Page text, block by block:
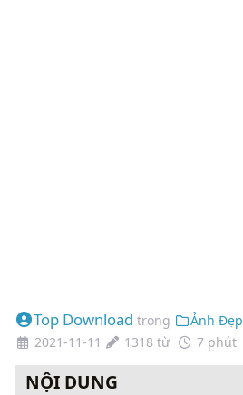
Top Download trong
Ảnh Đẹp
2021-11-11
1318 từ 7 phút
NỘI DUNG